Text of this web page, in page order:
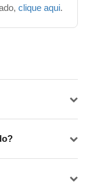
clique aqui.